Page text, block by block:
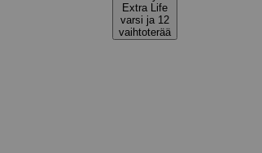
Extra Life
varsi ja 12
vaihtoterää